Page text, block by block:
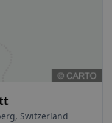
Switzerland